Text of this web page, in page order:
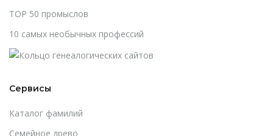
TOP 50 промыслов
10 самых необычных профессий
Сервисы
Каталог фамилий
Cемейное древо